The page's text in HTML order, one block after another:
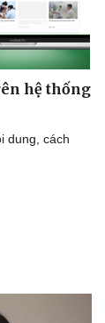
hệ thống
dung, cách